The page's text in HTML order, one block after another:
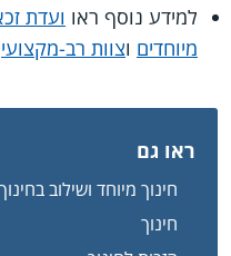
למידע נוסף ראו ועדת
מיוחדים וצוות רב-מקצועי
ראו גם
חינוך מיוחד ושילוב בחינוך
חינוך